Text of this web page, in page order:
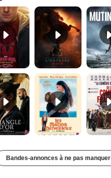
Les Matins merveilleux Bande-annonce VF
Bandes-annonces à ne pas manquer